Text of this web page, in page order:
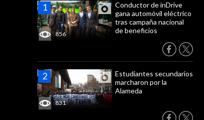
856
Conductor de inDrive
gana automóvil eléctrico
tras campaña nacional
de beneficios
831
Estudiantes secundarios
marcharon por la
Alameda